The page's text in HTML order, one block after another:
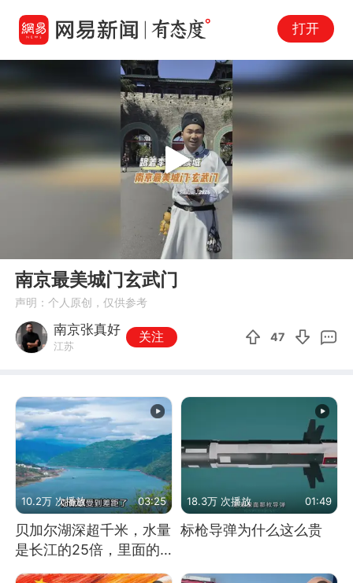
打开
Play
南京最美城门玄武门
声明：个人原创，仅供参考
南京张真好
江苏
关注 47
10.2万 次播放 03:25
贝加尔湖深超千米，水量
是长江的25倍，里面的
18.3万 次播放 01:49
标枪导弹为什么这么贵